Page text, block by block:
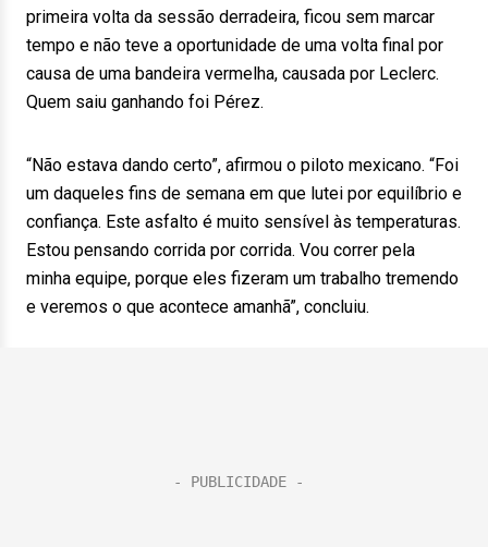
primeira volta da sessão derradeira, ficou sem marcar
tempo e não teve a oportunidade de uma volta final por
causa de uma bandeira vermelha, causada por Leclerc.
Quem saiu ganhando foi Pérez.
“Não estava dando certo”, afirmou o piloto mexicano. “Foi
um daqueles fins de semana em que lutei por equilíbrio e
confiança. Este asfalto é muito sensível às temperaturas.
Estou pensando corrida por corrida. Vou correr pela
minha equipe, porque eles fizeram um trabalho tremendo
e veremos o que acontece amanhã”, concluiu.